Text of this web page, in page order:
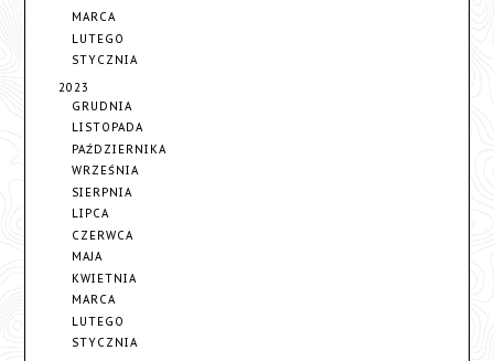
MARCA
LUTEGO
STYCZNIA
2023
GRUDNIA
LISTOPADA
PAŹDZIERNIKA
WRZEŚNIA
SIERPNIA
LIPCA
CZERWCA
MAJA
KWIETNIA
MARCA
LUTEGO
STYCZNIA